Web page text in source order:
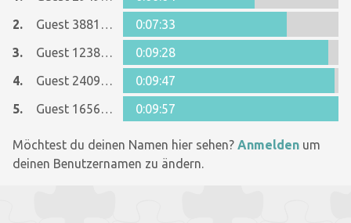
2.
Guest 38817548
0:07:33
3.
Guest 12384745
0:09:28
4.
Guest 24098493
0:09:47
5.
Guest 16562780 0:09:57
Möchtest du deinen Namen hier sehen? Anmelden um
deinen Benutzernamen zu ändern.